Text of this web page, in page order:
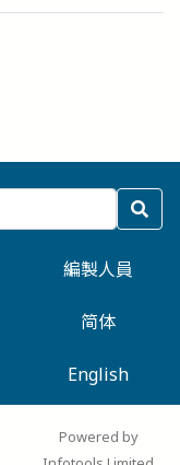
編製人員
简体
English
Powered by